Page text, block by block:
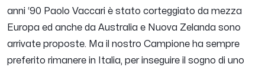
anni ‘90 Paolo Vaccari è stato corteggiato da mezza
Europa ed anche da Australia e Nuova Zelanda sono
arrivate proposte. Ma il nostro Campione ha sempre
preferito rimanere in Italia, per inseguire il sogno di uno